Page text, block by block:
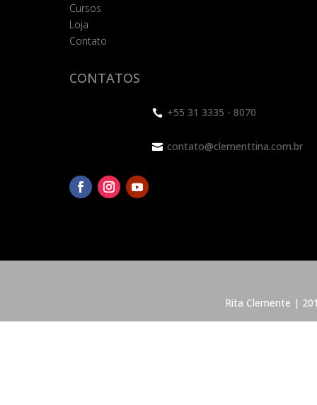
Cursos
Loja
Contato
CONTATOS
 +55 31 3335 - 8070
 contato@clementtina.com.br
Rita Clemente |